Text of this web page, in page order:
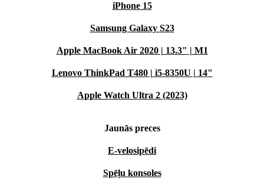
iPhone 15
Samsung Galaxy S23
Apple MacBook Air 2020 | 13.3" | M1
Lenovo ThinkPad T480 | i5-8350U | 14"
Apple Watch Ultra 2 (2023)
Jaunās preces
E-velosipēdi
Spēļu konsoles